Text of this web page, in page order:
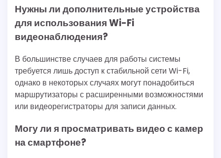
Нужны ли дополнительные устройства
для использования Wi-Fi
видеонаблюдения?
В большинстве случаев для работы системы
требуется лишь доступ к стабильной сети Wi-Fi,
однако в некоторых случаях могут понадобиться
маршрутизаторы с расширенными возможностями
или видеорегистраторы для записи данных.
Могу ли я просматривать видео с камер
на смартфоне?